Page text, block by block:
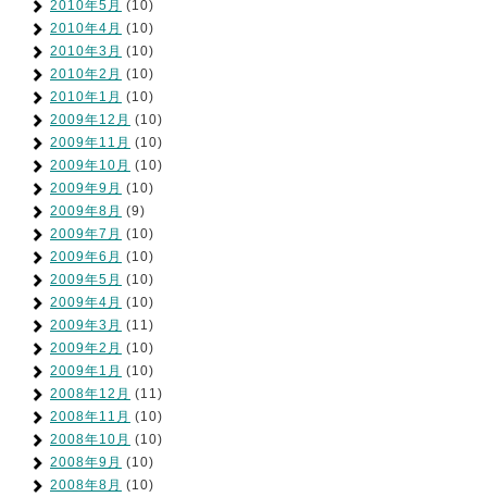
2010年5月 (10)
2010年4月 (10)
2010年3月 (10)
2010年2月 (10)
2010年1月 (10)
2009年12月 (10)
2009年11月 (10)
2009年10月 (10)
2009年9月 (10)
2009年8月 (9)
2009年7月 (10)
2009年6月 (10)
2009年5月 (10)
2009年4月 (10)
2009年3月 (11)
2009年2月 (10)
2009年1月 (10)
2008年12月 (11)
2008年11月 (10)
2008年10月 (10)
2008年9月 (10)
2008年8月 (10)